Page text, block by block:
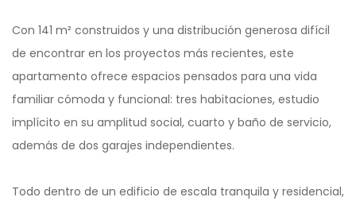
Con 141 m² construidos y una distribución generosa difícil
de encontrar en los proyectos más recientes, este
apartamento ofrece espacios pensados para una vida
familiar cómoda y funcional: tres habitaciones, estudio
implícito en su amplitud social, cuarto y baño de servicio,
además de dos garajes independientes.
Todo dentro de un edificio de escala tranquila y residencial,